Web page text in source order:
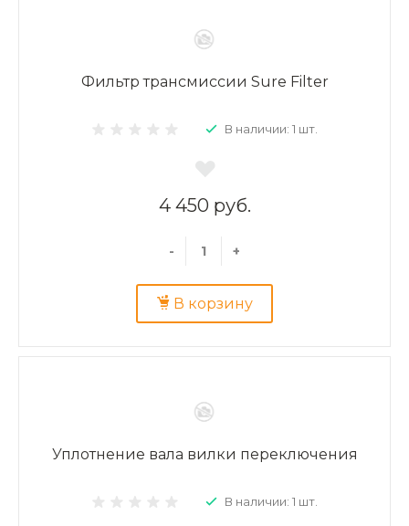
Фильтр трансмиссии Sure Filter
В наличии: 1 шт.
4 450 руб.
- +
В корзину
Уплотнение вала вилки переключения
В наличии: 1 шт.